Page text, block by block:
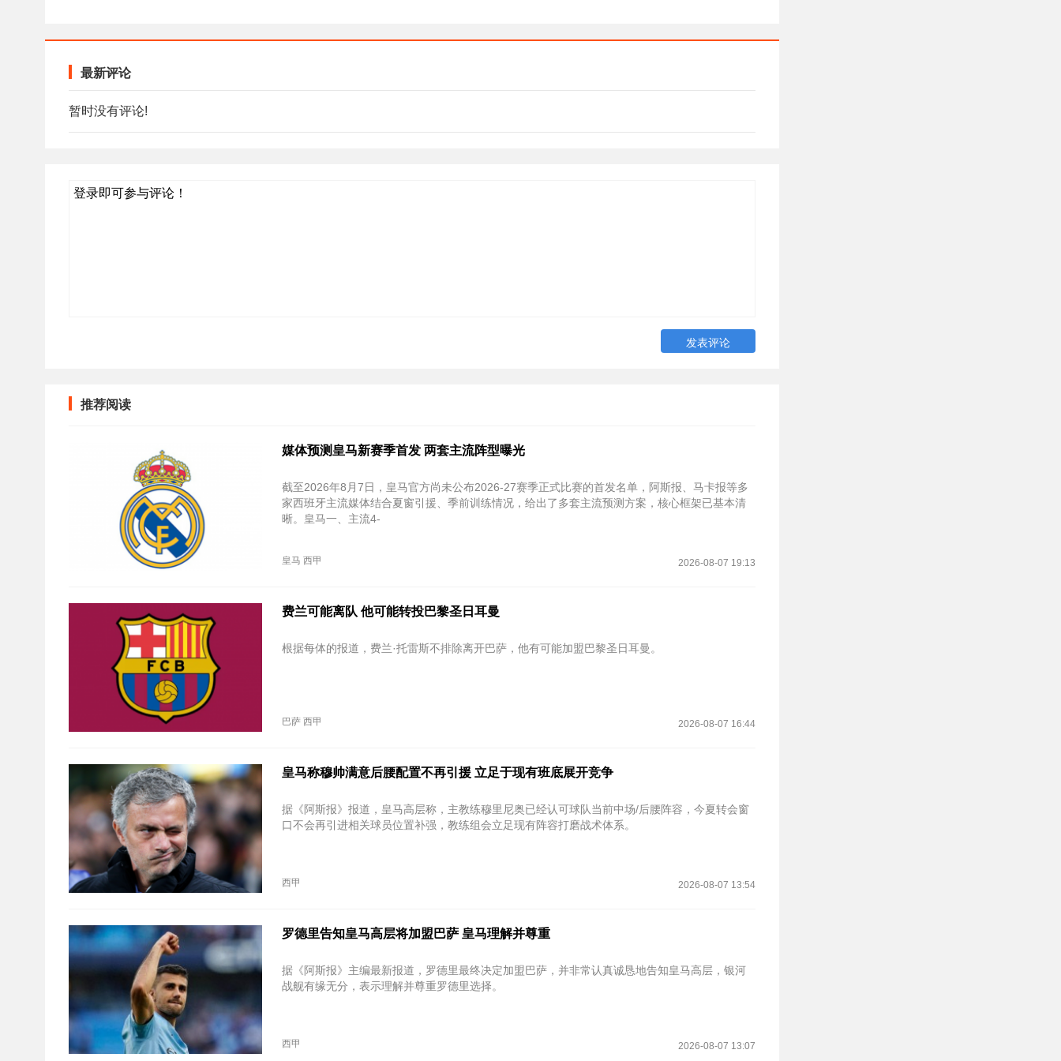
最新评论
暂时没有评论!
登录即可参与评论！
推荐阅读
媒体预测皇马新赛季首发 两套主流阵型曝光
截至2026年8月7日，皇马官方尚未公布2026-27赛季正式比赛的首发名单，阿斯报、马卡报等多
家西班牙主流媒体结合夏窗引援、季前训练情况，给出了多套主流预测方案，核心框架已基本清
晰。皇马一、主流4-
皇马 西甲 2026-08-07 19:13
费兰可能离队 他可能转投巴黎圣日耳曼
根据每体的报道，费兰·托雷斯不排除离开巴萨，他有可能加盟巴黎圣日耳曼。
巴萨 西甲 2026-08-07 16:44
皇马称穆帅满意后腰配置不再引援 立足于现有班底展开竞争
据《阿斯报》报道，皇马高层称，主教练穆里尼奥已经认可球队当前中场/后腰阵容，今夏转会窗
口不会再引进相关球员位置补强，教练组会立足现有阵容打磨战术体系。
西甲 2026-08-07 13:54
罗德里告知皇马高层将加盟巴萨 皇马理解并尊重
据《阿斯报》主编最新报道，罗德里最终决定加盟巴萨，并非常认真诚恳地告知皇马高层，银河
战舰有缘无分，表示理解并尊重罗德里选择。
西甲 2026-08-07 13:07